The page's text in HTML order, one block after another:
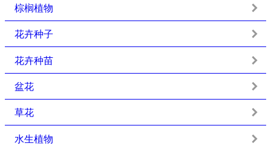
棕榈植物
花卉种子
花卉种苗
盆花
草花
水生植物